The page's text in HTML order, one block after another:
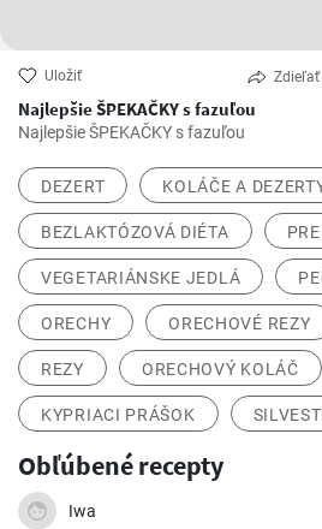
Uložiť Zdieľať
Najlepšie ŠPEKAČKY s fazuľou
Najlepšie ŠPEKAČKY s fazuľou
DEZERT KOLÁČE A
BEZLAKTÓZOVÁ DIÉTA
VEGETARIÁNSKE JEDLÁ
ORECHY ORECHOVÉ REZY
REZY ORECHOVÝ KOLÁČ
KYPRIACI PRÁŠOK
Obľúbené recepty
Iwa